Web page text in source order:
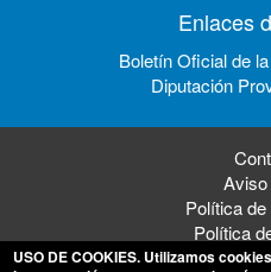
Enlaces
Boletín Oficial de
Diputación
Política
Política
USO DE COOKIES. Utilizamos